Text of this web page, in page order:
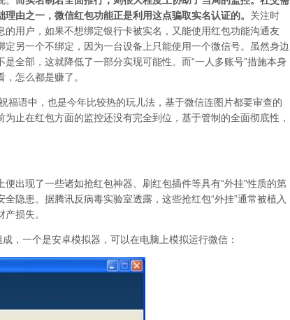
由之一，微信红包功能正是利用这点骗取实名认证的。 关注时
用户，如果不想绑定银行卡被实名，又能使用红包功能沟通友
另一个不绑定，因为一台设备上只能使用一个微信号。虽然身边
全部，这就降低了一部分实现可能性。而“一人多账号”措施本身
怎么都是赚了。
语中，也是今年比较热的玩儿法，基于微信连图片都要审查的
止在红包方面的监控还没有完全到位，基于管制的全面彻底性，
现了一些诸如抢红包神器、刷红包插件等具有“外挂”性质的第
隐患。据腾讯反病毒实验室透露，这些抢红包“外挂”通常被植入
损失。
成，一个是安卓模拟器，可以在电脑上模拟运行微信：